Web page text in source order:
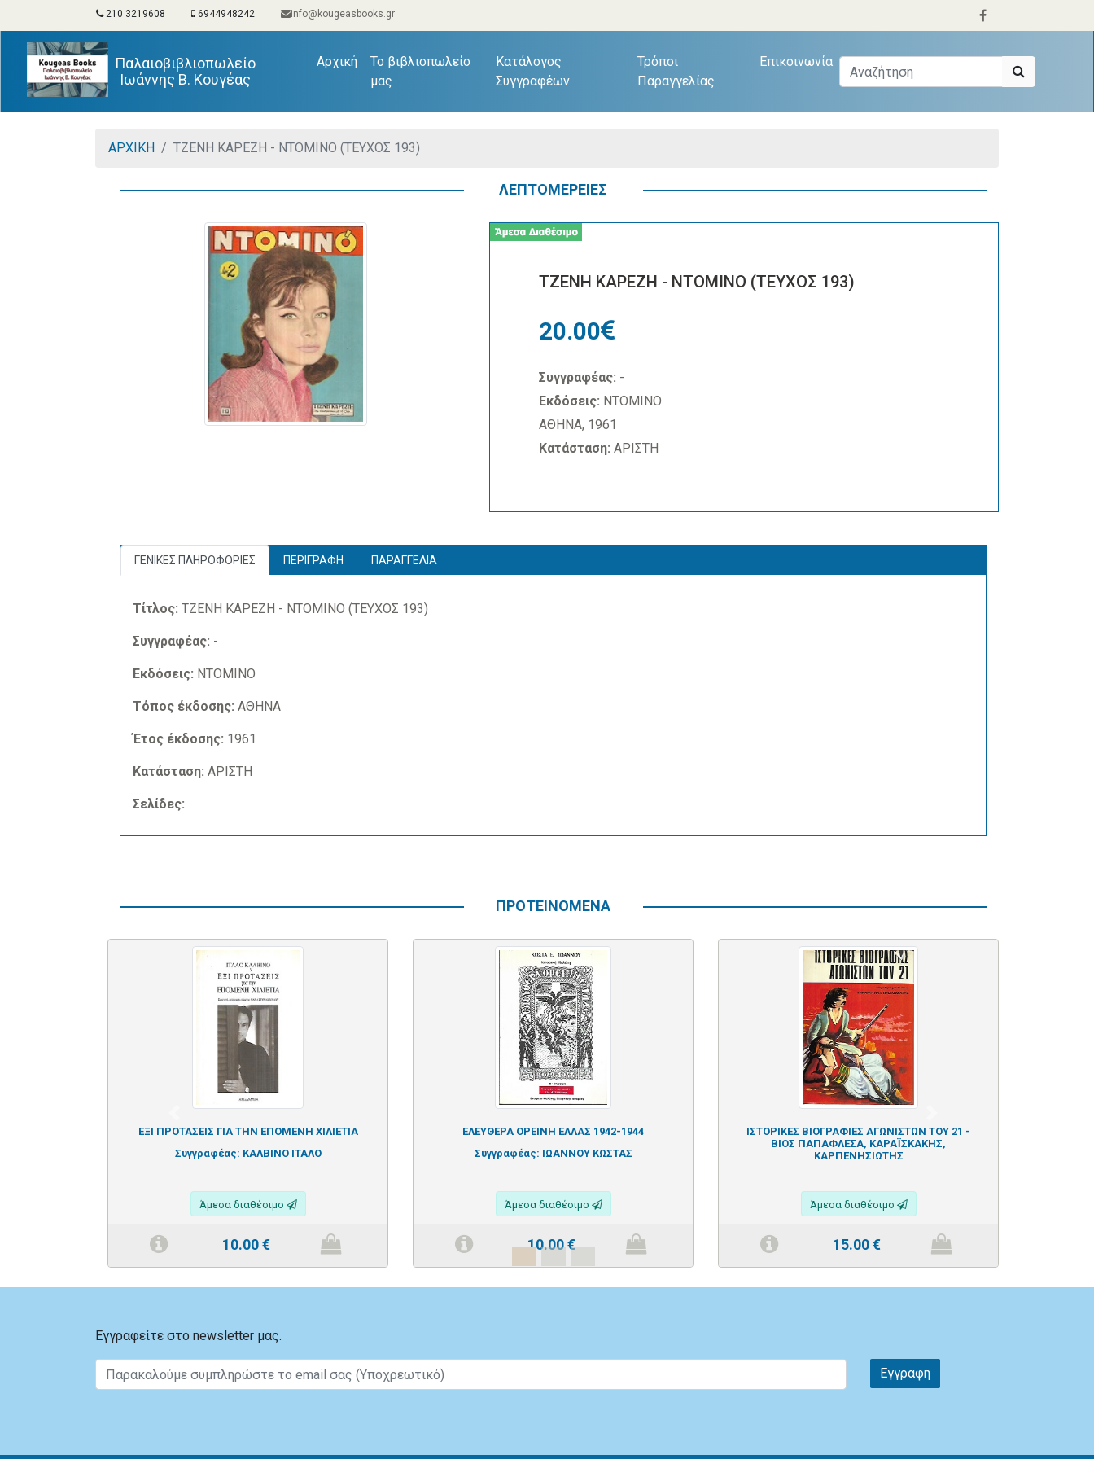
210 3219608 6944948242 info@kougeasbooks.gr
Παλαιοβιβλιοπωλείο
Ιωάννης Β. Κουγέας
Αρχική(current)
Το βιβλιοπωλείο
μας
Κατάλογος
Συγγραφέων
Τρόποι
Παραγγελίας
Επικοινωνία
ΑΡΧΙΚΗ ΤΖΕΝΗ ΚΑΡΕΖΗ - ΝΤΟΜΙΝΟ (ΤΕΥΧΟΣ 193)
ΛΕΠΤΟΜΕΡΕΙΕΣ
ΤΖΕΝΗ ΚΑΡΕΖΗ - ΝΤΟΜΙΝΟ (ΤΕΥΧΟΣ 193)
20.00
Συγγραφέας: -
Εκδόσεις: ΝΤΟΜΙΝΟ
ΑΘΗΝΑ, 1961
Κατάσταση: ΑΡΙΣΤΗ
ΓΕΝΙΚΕΣ ΠΛΗΡΟΦΟΡΙΕΣ ΠΕΡΙΓΡΑΦΗ ΠΑΡΑΓΓΕΛΙΑ
Τίτλος: ΤΖΕΝΗ ΚΑΡΕΖΗ - ΝΤΟΜΙΝΟ (ΤΕΥΧΟΣ 193)
Συγγραφέας: -
Εκδόσεις: ΝΤΟΜΙΝΟ
Τόπος έκδοσης: ΑΘΗΝΑ
Έτος έκδοσης: 1961
Κατάσταση: ΑΡΙΣΤΗ
Σελίδες:
ΠΡΟΤΕΙΝΟΜΕΝΑ
ΕΞΙ ΠΡΟΤΑΣΕΙΣ ΓΙΑ ΤΗΝ ΕΠΟΜΕΝΗ ΧΙΛΙΕΤΙΑ
Συγγραφέας: ΚΑΛΒΙΝΟ ΙΤΑΛΟ
Άμεσα διαθέσιμο
10.00€
ΕΛΕΥΘΕΡΑ ΟΡΕΙΝΗ ΕΛΛΑΣ 1942-1944
Συγγραφέας: ΙΩΑΝΝΟΥ ΚΩΣΤΑΣ
Άμεσα διαθέσιμο
10.00€
ΙΣΤΟΡΙΚΕΣ ΒΙΟΓΡΑΦΙΕΣ ΑΓΩΝΙΣΤΩΝ ΤΟΥ 21 -
ΒΙΟΣ ΠΑΠΑΦΛΕΣΑ, ΚΑΡΑΪΣΚΑΚΗΣ,
ΚΑΡΠΕΝΗΣΙΩΤΗΣ
Άμεσα διαθέσιμο
15.00€
Εγγραφείτε στο newsletter μας.
Εγγραφη